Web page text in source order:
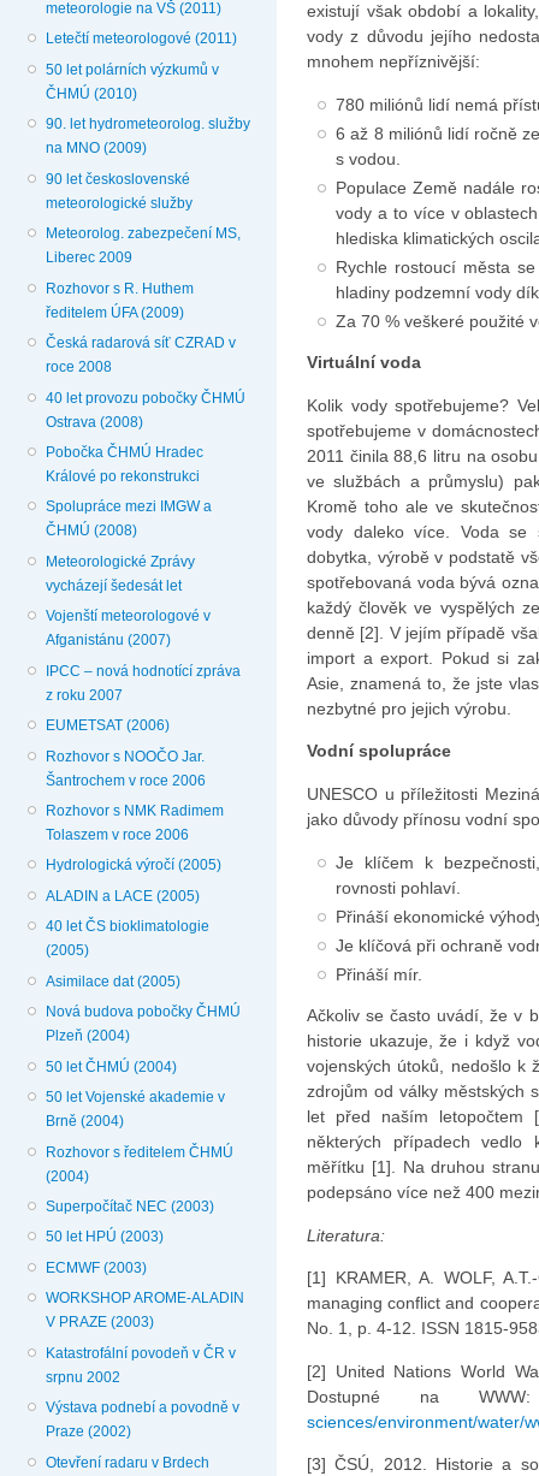
meteorologie na VŠ (2011)
Letečtí meteorologové (2011)
50 let polárních výzkumů v
ČHMÚ (2010)
90. let hydrometeorolog. služby
na MNO (2009)
90 let československé
meteorologické služby
Meteorolog. zabezpečení MS,
Liberec 2009
Rozhovor s R. Huthem
ředitelem ÚFA (2009)
Česká radarová síť CZRAD v
roce 2008
40 let provozu pobočky ČHMÚ
Ostrava (2008)
Pobočka ČHMÚ Hradec
Králové po rekonstrukci
Spolupráce mezi IMGW a
ČHMÚ (2008)
Meteorologické Zprávy
vycházejí šedesát let
Vojenští meteorologové v
Afganistánu (2007)
IPCC – nová hodnotící zpráva
z roku 2007
EUMETSAT (2006)
Rozhovor s NOOČO Jar.
Šantrochem v roce 2006
Rozhovor s NMK Radimem
Tolaszem v roce 2006
Hydrologická výročí (2005)
ALADIN a LACE (2005)
40 let ČS bioklimatologie
(2005)
Asimilace dat (2005)
Nová budova pobočky ČHMÚ
Plzeň (2004)
50 let ČHMÚ (2004)
50 let Vojenské akademie v
Brně (2004)
Rozhovor s ředitelem ČHMÚ
(2004)
Superpočítač NEC (2003)
50 let HPÚ (2003)
ECMWF (2003)
WORKSHOP AROME-ALADIN
V PRAZE (2003)
Katastrofální povodeň v ČR v
srpnu 2002
Výstava podnebí a povodně v
Praze (2002)
Otevření radaru v Brdech
existují však období a
vody z důvodu jejího
mnohem nepříznivější:
780 miliónů lidí nemá
6 až 8 miliónů lidí ročně
s vodou.
Populace Země nadále
vody a to více v
hlediska klimatických
Rychle rostoucí města
hladiny podzemní vody
Za 70 % veškeré použité
Virtuální voda
Kolik vody spotřebujeme?
spotřebujeme v
2011 činila 88,6 litru na
ve službách a průmyslu)
Kromě toho ale ve
vody daleko více. Voda se
dobytka, výrobě v podstatě
spotřebovaná voda bývá
každý člověk ve vyspělých
denně [2]. V jejím případě
import a export. Pokud si
Asie, znamená to, že jste
nezbytné pro jejich výrobu.
Vodní spolupráce
UNESCO u příležitosti
jako důvody přínosu vodní
Je klíčem k
rovnosti pohlaví.
Přináší ekonomické
Je klíčová při ochraně
Přináší mír.
Ačkoliv se často uvádí, že v
historie ukazuje, že i když
vojenských útoků, nedošlo k
zdrojům od války městských
let před naším
některých případech
měřítku [1]. Na druhou
podepsáno více než 400
Literatura:
[1] KRAMER, A. WOLF,
managing conflict and
No. 1, p. 4-12. ISSN 1815-
[2] United Nations World
Dostupné na
sciences/environment/water/
[3] ČSÚ, 2012. Historie a